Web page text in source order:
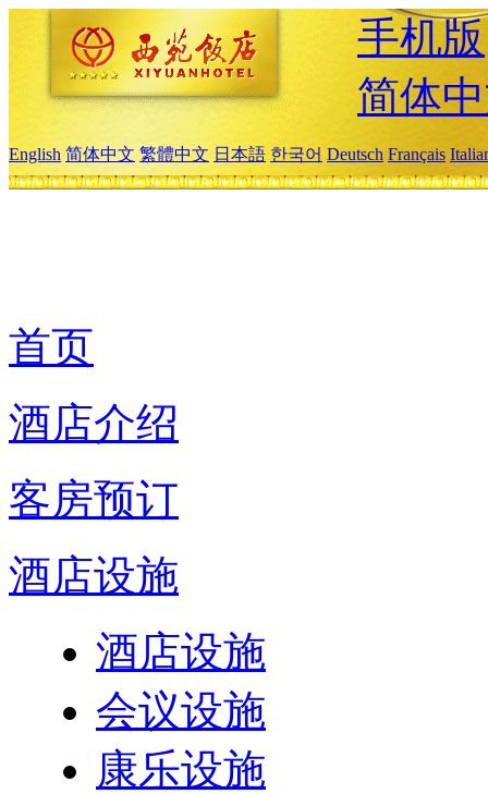
手机版
简体
English 简体中文 繁體中文 日本語 한국어 Deutsch Français
首页
酒店介绍
客房预订
酒店设施
酒店设施
会议设施
康乐设施